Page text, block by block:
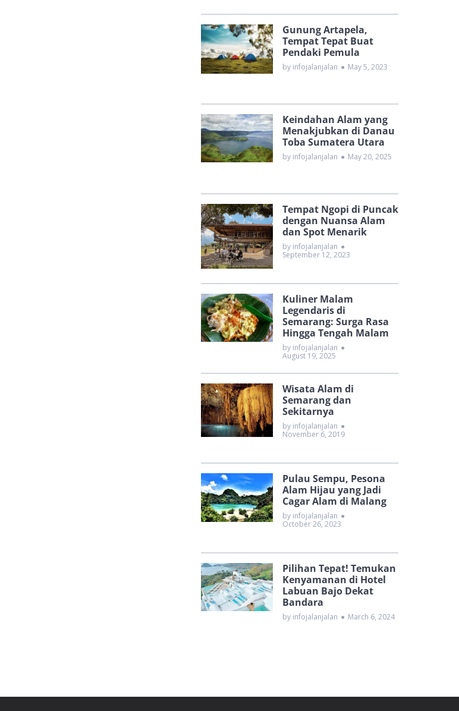
Gunung Artapela,
Tempat Tepat Buat
Pendaki Pemula
by infojalanjalan ● May 5, 2023
Keindahan Alam yang
Menakjubkan di Danau
Toba Sumatera Utara
by infojalanjalan ● May 20, 2025
Tempat Ngopi di Puncak
dengan Nuansa Alam
dan Spot Menarik
by infojalanjalan ●
September 12, 2023
Kuliner Malam
Legendaris di
Semarang: Surga Rasa
Hingga Tengah Malam
by infojalanjalan ●
August 19, 2025
Wisata Alam di
Semarang dan
Sekitarnya
by infojalanjalan ●
November 6, 2019
Pulau Sempu, Pesona
Alam Hijau yang Jadi
Cagar Alam di Malang
by infojalanjalan ●
October 26, 2023
Pilihan Tepat! Temukan
Kenyamanan di Hotel
Labuan Bajo Dekat
Bandara
by infojalanjalan ● March 6, 2024